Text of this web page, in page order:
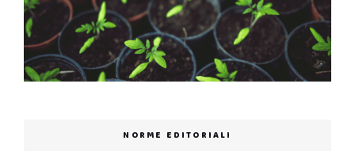
NORME EDITORIALI